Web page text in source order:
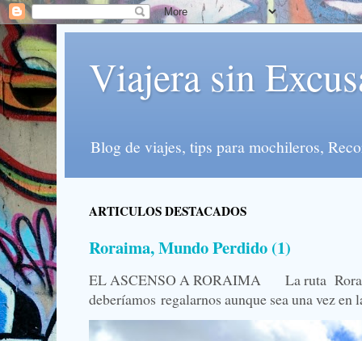
Viajera sin
Blog de viajes, tips para mochileros,
ARTICULOS DESTACADOS
Roraima, Mundo Perdido (1)
EL ASCENSO A RORAIMA La ruta
deberíamos regalarnos aunque sea una vez en